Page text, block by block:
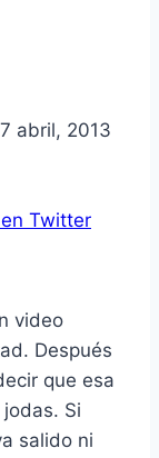
abril, 2013
Twitter
video
Después
que esa
Si
salido ni